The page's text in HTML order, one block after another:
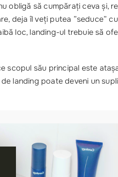
obligă să cumpărați ceva și,
deja îl veți putea ”seduce”
loc, landing-ul trebuie să
scopul său principal este
landing poate deveni un